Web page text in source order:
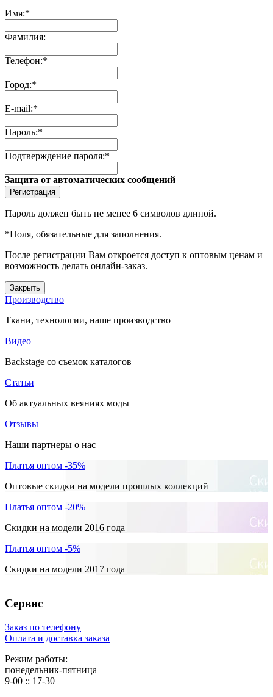
Имя:*
Фамилия:
Телефон:*
Город:*
E-mail:*
Пароль:*
Подтверждение пароля:*
Защита от автоматических сообщений
Пароль должен быть не менее 6 символов длиной.
*Поля, обязательные для заполнения.
После регистрации Вам откроется доступ к оптовым ценам и
возможность делать онлайн-заказ.
Закрыть
Производство
Ткани, технологии, наше производство
Видео
Backstage со съемок каталогов
Статьи
Об актуальных веяниях моды
Отзывы
Наши партнеры о нас
Платья оптом -35%
Оптовые скидки на модели прошлых коллекций
Платья оптом -20%
Скидки на модели 2016 года
Платья оптом -5%
Скидки на модели 2017 года
Сервис
Заказ по телефону
Оплата и доставка заказа
Режим работы:
понедельник-пятница
9-00 :: 17-30